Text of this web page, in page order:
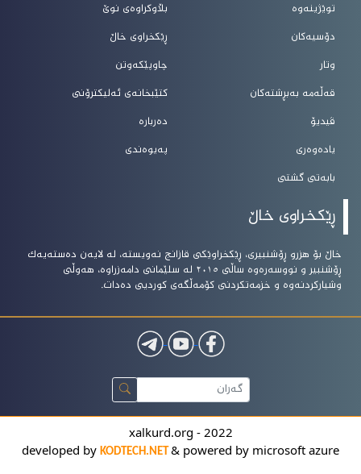
توێژینەوە
دۆسیەکان
وتار
بڵاوکراوەی نوێ
ڕێکخراوی خاڵ
چاوپێکەوتن
قەڵەمە بەبڕشتەکان
ڤیدیۆ
یادەوەری
بابەتی گشتی
کتێبخانەی ئەلیکترۆنی
دەربارە
پەیوەندی
ڕێکخراوی خاڵ
خاڵ بۆ هزرو ڕۆشنبیرى، ڕێکخراوێکى قازانج نەویستە، لە لایەن دەستەیەک
ڕۆشنبیر و نووسەرەوە ساڵى ٢٠١٥ لە سلێمانى دامەزراوە، هەوڵى
وشیارکردنەوە و خزمەتکردنى کۆمەڵگەى کوردیى دەدات.
xalkurd.org - 2022
developed by KODTECH.NET & powered by microsoft azure